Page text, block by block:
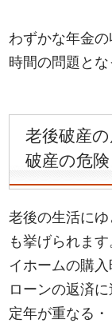
わずかな年金
時間の問題とな
老後破産
破産の危険
老後の生活にゆ
も挙げられま
イホームの購
ローンの返済
定年が重なる・